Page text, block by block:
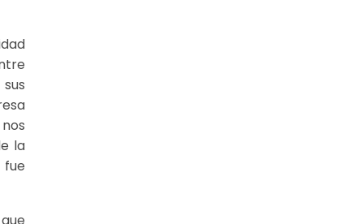
la